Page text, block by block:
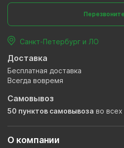
О компании
Санкт-Петербург и ЛО
Доставка
Бесплатная доставка
Всегда вовремя
Самовывоз
50 пунктов самовывоза во